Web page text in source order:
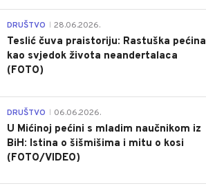
DRUŠTVO 28.06.2026.
Teslić čuva praistoriju: Rastuška pećina
kao svjedok života neandertalaca
(FOTO)
DRUŠTVO 06.06.2026.
U Mićinoj pećini s mladim naučnikom iz
BiH: Istina o šišmišima i mitu o kosi
(FOTO/VIDEO)